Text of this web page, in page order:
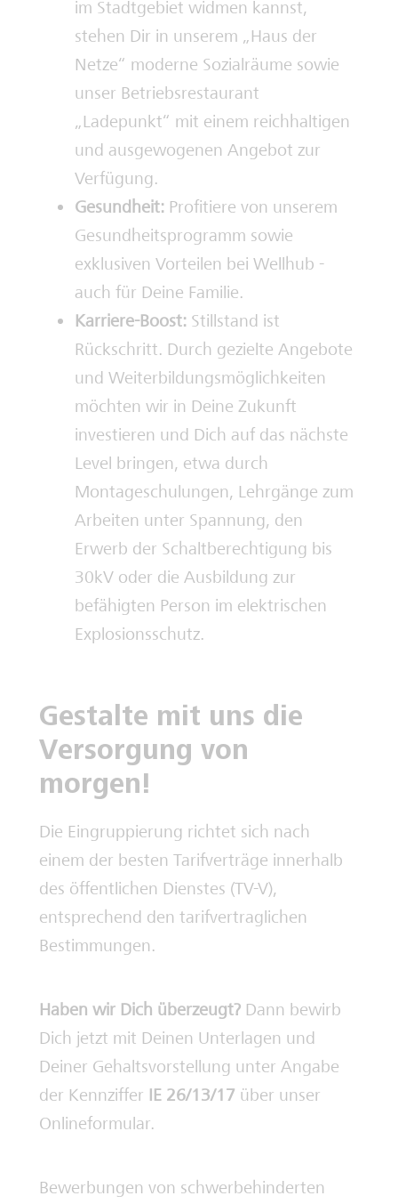
im Stadtgebiet widmen kannst,
stehen Dir in unserem „Haus der
Netze“ moderne Sozialräume sowie
unser Betriebsrestaurant
„Ladepunkt“ mit einem reichhaltigen
und ausgewogenen Angebot zur
Verfügung.
Gesundheit: Profitiere von unserem
Gesundheitsprogramm sowie
exklusiven Vorteilen bei Wellhub -
auch für Deine Familie.
Karriere-Boost: Stillstand ist
Rückschritt. Durch gezielte Angebote
und Weiterbildungsmöglichkeiten
möchten wir in Deine Zukunft
investieren und Dich auf das nächste
Level bringen, etwa durch
Montageschulungen, Lehrgänge zum
Arbeiten unter Spannung, den
Erwerb der Schaltberechtigung bis
30kV oder die Ausbildung zur
befähigten Person im elektrischen
Explosionsschutz.
Gestalte mit uns die
Versorgung von
morgen!
Die Eingruppierung richtet sich nach
einem der besten Tarifverträge innerhalb
des öffentlichen Dienstes (TV-V),
entsprechend den tarifvertraglichen
Bestimmungen.
Haben wir Dich überzeugt? Dann bewirb
Dich jetzt mit Deinen Unterlagen und
Deiner Gehaltsvorstellung unter Angabe
der Kennziffer IE 26/13/17 über unser
Onlineformular.
Bewerbungen von schwerbehinderten